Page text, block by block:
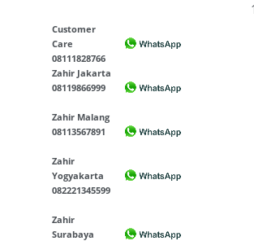
Customer
Care
08111828766
Zahir Jakarta
08119866999
Zahir Malang
08113567891
Zahir
Yogyakarta
082221345599
Zahir
Surabaya